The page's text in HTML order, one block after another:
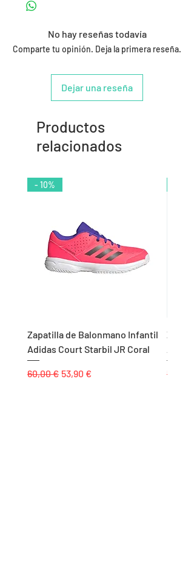
No hay reseñas todavía
Comparte tu opinión. Deja la primera reseña.
Dejar una reseña
Productos
relacionados
- 10%
Zapatilla de Balonmano Infantil
Adidas Court Starbil JR Coral
Precio
60,00 € Precio de oferta
53,90 € Precio
55,00 €